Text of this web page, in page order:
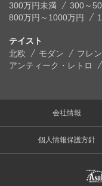
300万円未満
300～
800万円～1000万円
テイスト
北欧
モダン フレ
アンティーク・レトロ
会社情報
個人情報保護方針